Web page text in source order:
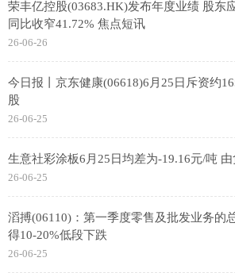
荣丰亿控股(03683.HK)发布年度业绩 股东
同比收窄41.72% 焦点短讯
26-06-26
今日报丨京东健康(06618)6月25日斥资约
股
26-06-25
生意社彩涂板6月25日均差为-19.16元/吨
26-06-25
滔搏(06110)：第一季度零售及批发业务的
得10-20%低段下跌
26-06-25